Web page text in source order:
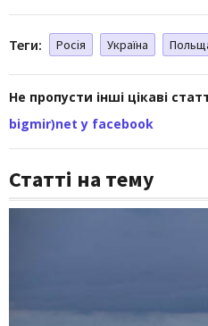
Теги: Росія Україна
Не пропусти інші цікаві
bigmir)net у facebook
Статті на тему